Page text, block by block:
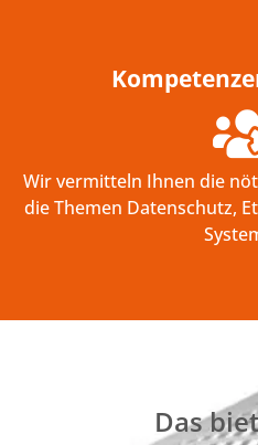
Wir vermitteln Ihnen die
die Themen Datenschutz,
Das